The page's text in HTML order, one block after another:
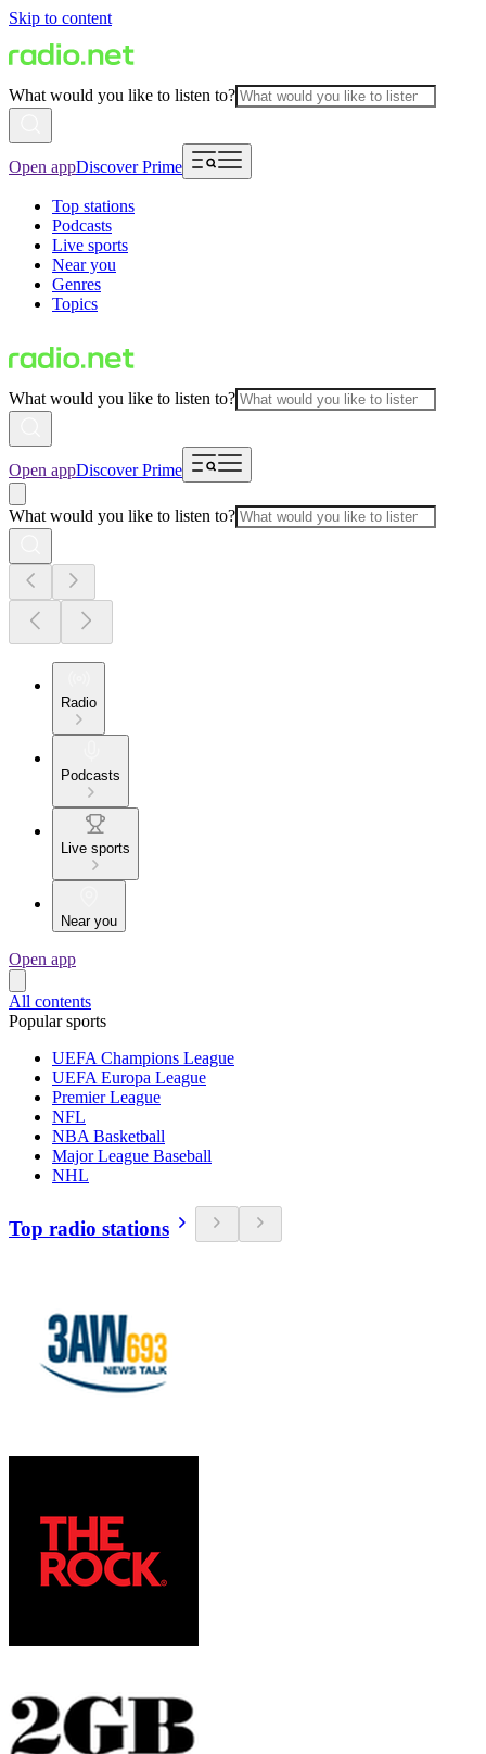
Skip to content
What would you like to listen to?
Open appDiscover Prime
Top stations
Podcasts
Live sports
Near you
Genres
Topics
What would you like to listen to?
Open appDiscover Prime
What would you like to listen to?
Radio
Podcasts
Live sports
Near you
Open app
All contents
Popular sports
UEFA Champions League
UEFA Europa League
Premier League
NFL
NBA Basketball
Major League Baseball
NHL
Top radio stations